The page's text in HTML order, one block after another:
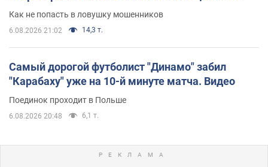
Как не попасть в ловушку мошенников
6.08.2026 21:02 14,3 т.
Самый дорогой футболист "Динамо" забил
"Карабаху" уже на 10-й минуте матча. Видео
Поединок проходит в Польше
6.08.2026 20:48 6,1 т.